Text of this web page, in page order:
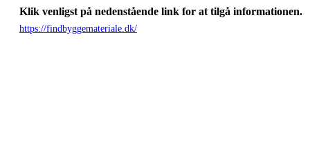
Klik venligst på nedenstående link for at tilgå informationen.
https://findbyggemateriale.dk/